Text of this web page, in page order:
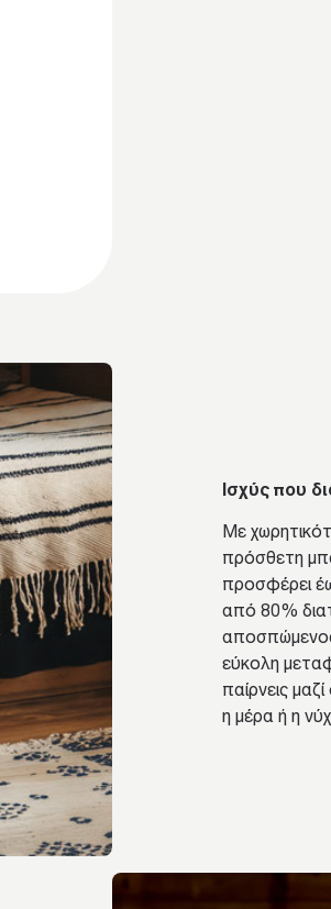
Ισχύς που
Με
πρόσθετη
προσφέρει
από 80%
εύκολη
παίρνεις
η μέρα ή η